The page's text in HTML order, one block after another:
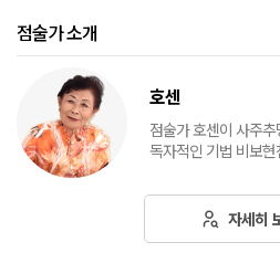
점술가 소개
호센
점술가 호센이 사주
독자적인 기법 비보
자세히